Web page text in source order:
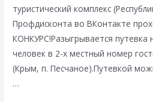
туристический комплекс
Профдисконта во ВКонтакте
КОНКУРС!Разыгрывается путевка
человек в 2-х местный номер
(Крым, п. Песчаное).Путевкой
…